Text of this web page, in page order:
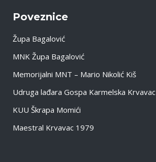
Poveznice
Župa Bagalović
MNK Župa Bagalović
Memorijalni MNT – Mario Nikolić Kiš
Udruga lađara Gospa Karmelska Krvavac
KUU Škrapa Momići
Maestral Krvavac 1979